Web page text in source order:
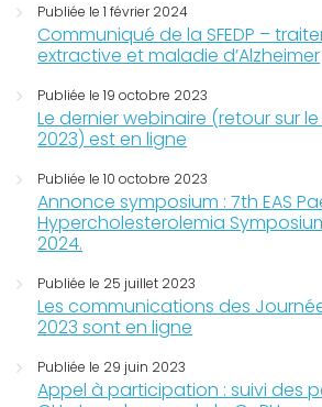
Publiée le 1 février 2024
Communiqué de la SFEDP –
extractive et maladie d’Alzheimer
Publiée le 19 octobre 2023
Le dernier webinaire (retour sur le
2023) est en ligne
Publiée le 10 octobre 2023
Annonce symposium : 7th EAS
Hypercholesterolemia
2024.
Publiée le 25 juillet 2023
Les communications des
2023 sont en ligne
Publiée le 29 juin 2023
Appel à participation : suivi des